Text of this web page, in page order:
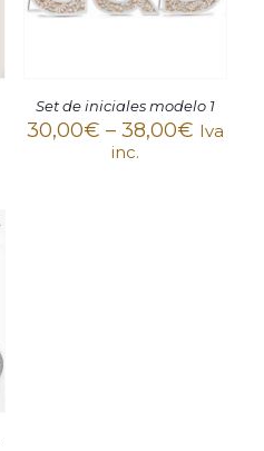
Set de iniciales modelo 1
30,00€ – 38,00€ Iva
inc.